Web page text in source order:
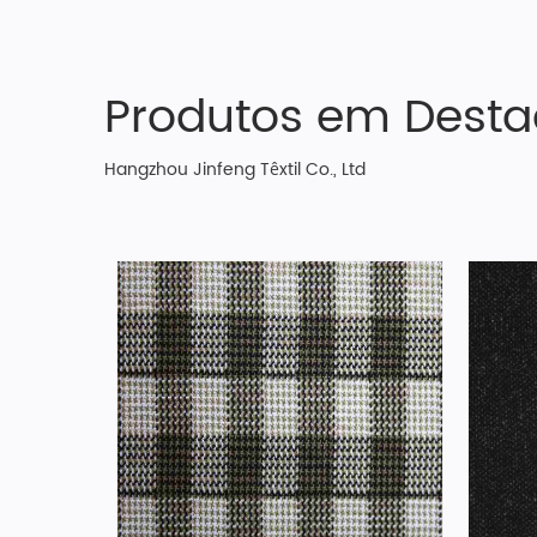
Produtos em
Hangzhou Jinfeng Têxtil Co., Ltd